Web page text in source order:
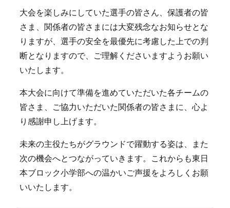
大会を楽しみにしていた選手の皆さん、保護者の皆
さま、関係者の皆さまには大変残念なお知らせとな
りますが、選手の安全を最優先に考慮した上での判
断となりますので、ご理解くださいますようお願い
いたします。
本大会に向けて準備を進めていただいた各チームの
皆さま、ご協力いただいた関係者の皆さまに、心よ
り感謝申し上げます。
未来の主役たちがグラウンドで躍動する姿は、また
次の機会へとつながっていきます。これからも東日
本ブロック小学部への温かいご声援をよろしくお願
いいたします。